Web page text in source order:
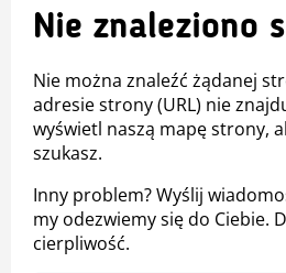
Nie znaleziono
Nie można znaleźć żądanej
adresie strony (URL) nie
wyświetl naszą mapę strony,
szukasz.
Inny problem? Wyślij
my odezwiemy się do Ciebie.
cierpliwość.